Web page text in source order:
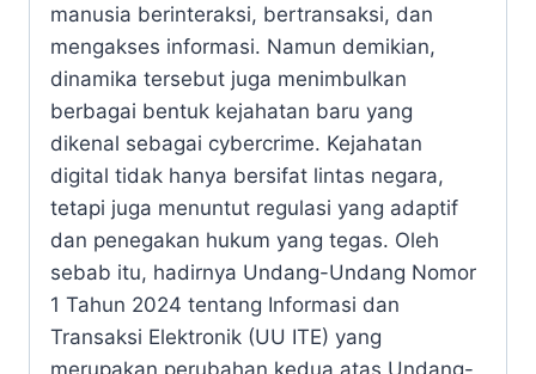
manusia berinteraksi, bertransaksi, dan
mengakses informasi. Namun demikian,
dinamika tersebut juga menimbulkan
berbagai bentuk kejahatan baru yang
dikenal sebagai cybercrime. Kejahatan
digital tidak hanya bersifat lintas negara,
tetapi juga menuntut regulasi yang adaptif
dan penegakan hukum yang tegas. Oleh
sebab itu, hadirnya Undang-Undang Nomor
1 Tahun 2024 tentang Informasi dan
Transaksi Elektronik (UU ITE) yang
merupakan perubahan kedua atas Undang-